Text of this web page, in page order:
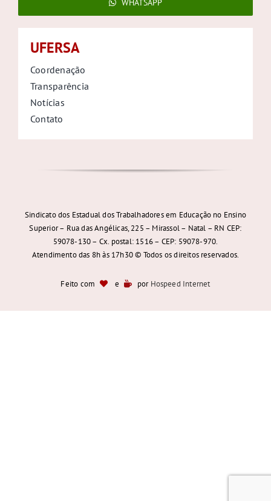
UFERSA
Coordenação
Transparência
Notícias
Contato
Sindicato dos Estadual dos Trabalhadores em Educação no Ensino
Superior – Rua das Angélicas, 225 – Mirassol – Natal – RN CEP:
59078-130 – Cx. postal: 1516 – CEP: 59078-970.
Atendimento das 8h às 17h30 © Todos os direitos reservados.
Feito com e por Hospeed Internet